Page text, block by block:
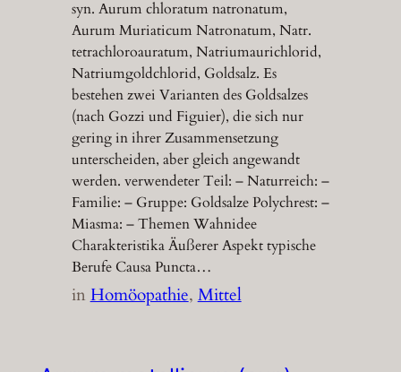
syn. Aurum chloratum natronatum,
Aurum Muriaticum Natronatum, Natr.
tetrachloroauratum, Natriumaurichlorid,
Natriumgoldchlorid, Goldsalz. Es
bestehen zwei Varianten des Goldsalzes
(nach Gozzi und Figuier), die sich nur
gering in ihrer Zusammensetzung
unterscheiden, aber gleich angewandt
werden. verwendeter Teil: – Naturreich: –
Familie: – Gruppe: Goldsalze Polychrest: –
Miasma: – Themen Wahnidee
Charakteristika Äußerer Aspekt typische
Berufe Causa Puncta…
inHomöopathie, Mittel